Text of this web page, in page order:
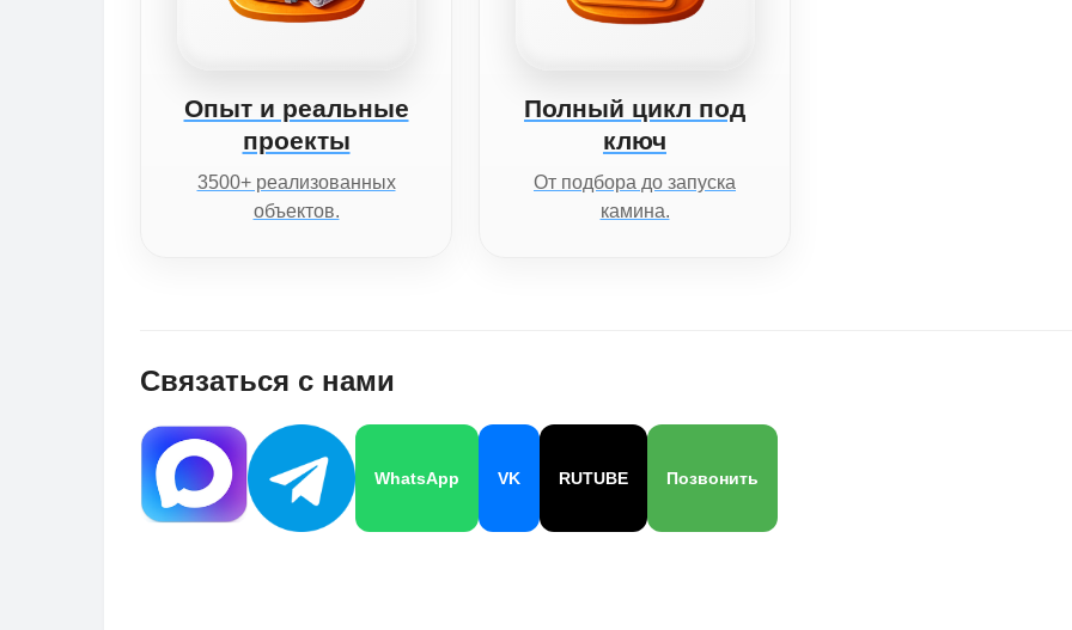
Опыт и реальные
проекты
3500+ реализованных
объектов.
Полный цикл под
ключ
От подбора до запуска
камина.
Связаться с нами
WhatsApp VK RUTUBE Позвонить